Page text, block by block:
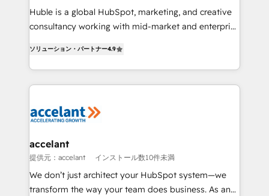
WooCommerce 💲 Stripe or Paypal 💰 Sage or
Netsuite 🤖 Google or Microsoft ✍️ DocuSign or
the rare Advanced "Custom Integrations"
Accreditation, securely sync data across... 🔄 any
new HubSpot portal with Advanced Website and
CRM Migrations using our in-house "HubScrub" Tool.
Huble is a global HubSpot, marketing, and creative
consultancy working with mid-market and enterprise
the strategy, processes, and teams that turn
HubSpot into a genuine growth engine. Named
HubSpot's Global Partner of the Year in 2024,
worldwide, and with over 15 years in the ecosystem,
One company, one operating model, delivering
across offices and consulting teams in the UK, USA,
Canada, Germany, France, Belgium, Singapore, and
South Africa. Certified compliant with ISO/IEC
ソリューション・パートナー4.9
accelant
提供元：accelant インストール数10件未満
We don’t just architect your HubSpot system—we
transform the way your team does business. As an